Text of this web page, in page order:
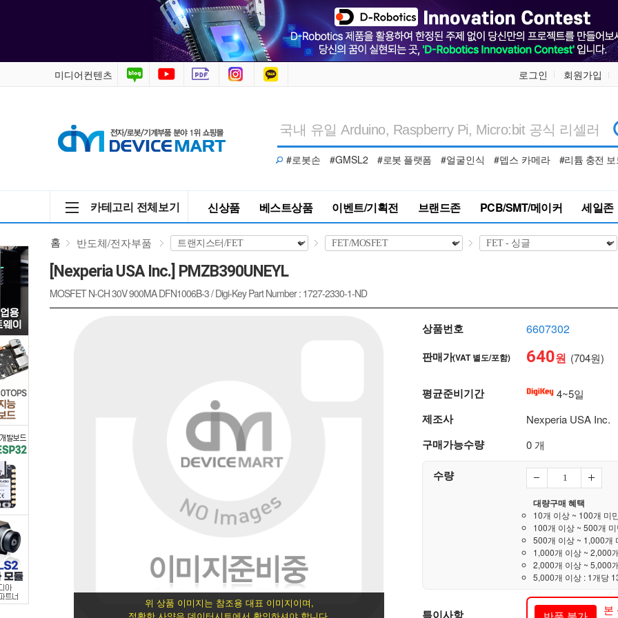
품
>
트
랜
지
스
터/FET
>
FET/MOSFET
>
FET
-
미디어컨텐츠 로그인 회원가입
#로봇손 #GMSL2 #로봇 플랫폼 #얼굴인식 #뎁스 카메라 #리튬 충전 보
카테고리 전체보기 신상품 베스트상품 이벤트/기획전 브랜드존 PCB/SMT/메이커 세일존
홈 반도체/전자부품
[Nexperia USA Inc.] PMZB390UNEYL
MOSFET N-CH 30V 900MA DFN1006B-3 / Digi-Key Part Number : 1727-2330-1-ND
위 상품 이미지는 참조용 대표 이미지이며,
상품번호 6607302
판매가(VAT 별도/포함) 640원 (704원)
평균준비기간 4~5일
제조사 Nexperia USA Inc.
구매가능수량 0 개
수량
대량구매 혜택
10개 이상 ~ 100개 미
100개 이상 ~ 500개
500개 이상 ~ 1,000개
1,000개 이상 ~ 2,000
2,000개 이상 ~ 5,000
5,000개 이상 : 1개당
특이사항 본